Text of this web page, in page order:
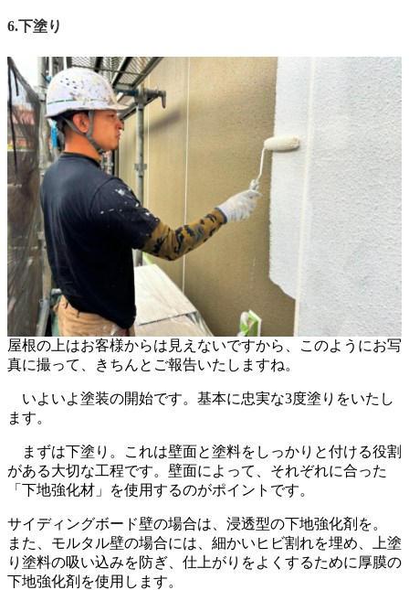
6.下塗り
屋根の上はお客様からは見えないですから、このようにお写
真に撮って、きちんとご報告いたしますね。
いよいよ塗装の開始です。基本に忠実な3度塗りをいたし
ます。
まずは下塗り。これは壁面と塗料をしっかりと付ける役割
がある大切な工程です。壁面によって、それぞれに合った
「下地強化材」を使用するのがポイントです。
サイディングボード壁の場合は、浸透型の下地強化剤を。
また、モルタル壁の場合には、細かいヒビ割れを埋め、上塗
り塗料の吸い込みを防ぎ、仕上がりをよくするために厚膜の
下地強化剤を使用します。